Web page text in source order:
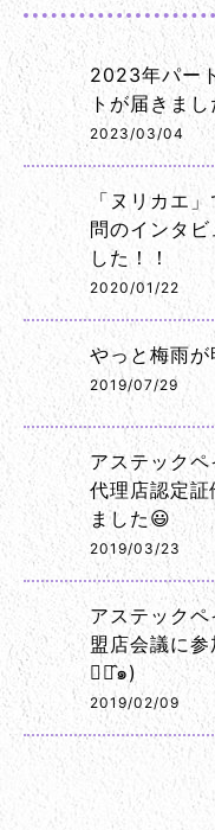
2023年パー
トが届きまし
2023/03/04
「ヌリカエ
問のインタビ
した！！
2020/01/22
やっと梅雨
2019/07/29
アステック
代理店認定証
ました😃
2019/03/23
アステック
盟店会議に
◡･̑๑)
2019/02/09